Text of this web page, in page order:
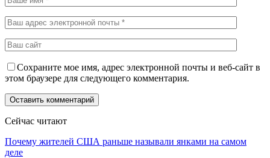
Сохраните мое имя, адрес электронной почты и веб-сайт в
этом браузере для следующего комментария.
Сейчас читают
Почему жителей США раньше называли янками на самом
деле